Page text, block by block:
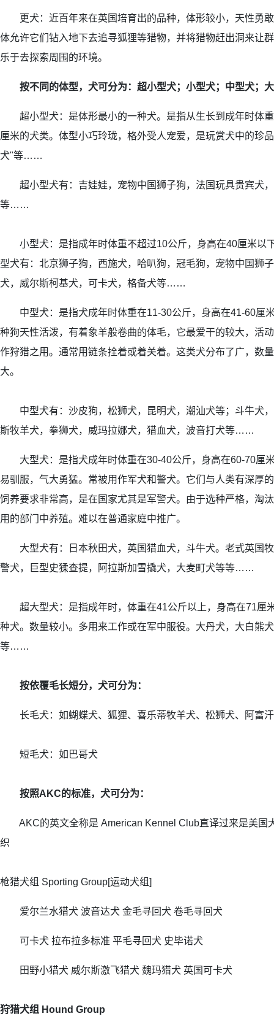
更犬：近百年来在英国培育出的品种，体形较小，天性勇敢
体允许它们钻入地下去追寻狐狸等猎物，并将猎物赶出洞来让
乐于去探索周围的环境。
按不同的体型，犬可分为：超小型犬；小型犬；中型犬；
超小型犬：是体形最小的一种犬。是指从生长到成年时体
厘米的犬类。体型小巧玲珑，格外受人宠爱，是玩赏犬中的珍品
犬"等……
超小型犬有：吉娃娃，宠物中国狮子狗，法国玩具贵宾犬，
等……
小型犬：是指成年时体重不超过10公斤，身高在40厘米以
型犬有：北京狮子狗，西施犬，哈叭狗，冠毛狗，宠物中国狮
犬，威尔斯柯基犬，可卡犬，格备犬等……
中型犬：是指犬成年时体重在11-30公斤，身高在41-60厘
种狗天性活泼，有着象羊般卷曲的体毛，它最爱干的较大，活
作狩猎之用。通常用链条拴着或着关着。这类犬分布了广，数
大。
中型犬有：沙皮狗，松狮犬，昆明犬，潮汕犬等；斗牛犬，
斯牧羊犬，拳狮犬，威玛拉娜犬，猎血犬，波音打犬等……
大型犬：是指犬成年时体重在30-40公斤，身高在60-70厘
易驯服，气大勇猛。常被用作军犬和警犬。它们与人类有深厚
饲养要求非常高，是在国家尤其是军警犬。由于选种严格，淘
用的部门中养殖。难以在普通家庭中推广。
大型犬有：日本秋田犬，英国猎血犬，斗牛犬。老式英国牧
警犬，巨型史猱查提，阿拉斯加雪撬犬，大麦町犬等等……
超大型犬：是指成年时，体重在41公斤以上，身高在71厘
种犬。数量较小。多用来工作或在军中服役。大丹犬，大白熊
等……
按依覆毛长短分，犬可分为：
长毛犬：如蝴蝶犬、狐狸、喜乐蒂牧羊犬、松狮犬、阿富
短毛犬：如巴哥犬
按照AKC的标准，犬可分为：
AKC的英文全称是 American Kennel Club直译过来是美国
织
枪猎犬组 Sporting Group[运动犬组]
爱尔兰水猎犬 波音达犬 金毛寻回犬 卷毛寻回犬
可卡犬 拉布拉多标准 平毛寻回犬 史毕诺犬
田野小猎犬 威尔斯激飞猎犬 魏玛猎犬 英国可卡犬
狩猎犬组 Hound Group